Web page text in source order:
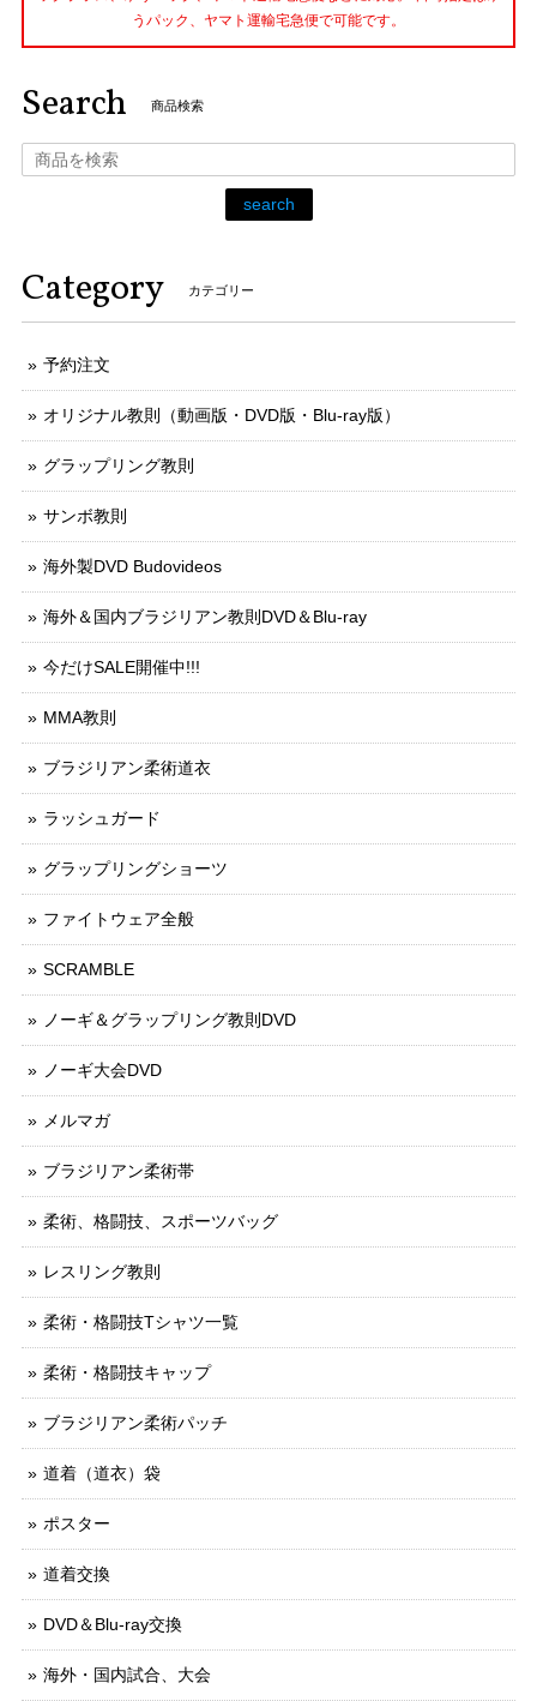
うパック、ヤマト運輸宅急便で可能です。
Search 商品検索
search
Category カテゴリー
予約注文
オリジナル教則（動画版・DVD版・Blu-ray版）
グラップリング教則
サンボ教則
海外製DVD Budovideos
海外＆国内ブラジリアン教則DVD＆Blu-ray
今だけSALE開催中!!!
MMA教則
ブラジリアン柔術道衣
ラッシュガード
グラップリングショーツ
ファイトウェア全般
SCRAMBLE
ノーギ＆グラップリング教則DVD
ノーギ大会DVD
メルマガ
ブラジリアン柔術帯
柔術、格闘技、スポーツバッグ
レスリング教則
柔術・格闘技Tシャツ一覧
柔術・格闘技キャップ
ブラジリアン柔術パッチ
道着（道衣）袋
ポスター
道着交換
DVD＆Blu-ray交換
海外・国内試合、大会